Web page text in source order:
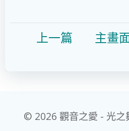
上一篇 主畫
© 2026 觀音之愛 - 光之